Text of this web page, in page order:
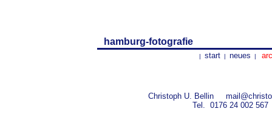
hamburg-fotografie
| start| neues |
Christoph U. Bellin
Tel. 0176 24 002 567